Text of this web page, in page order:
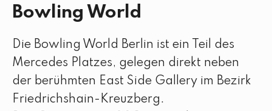
Bowling World
Die Bowling World Berlin ist ein Teil des
Mercedes Platzes, gelegen direkt neben
der berühmten East Side Gallery im Bezirk
Friedrichshain-Kreuzberg.